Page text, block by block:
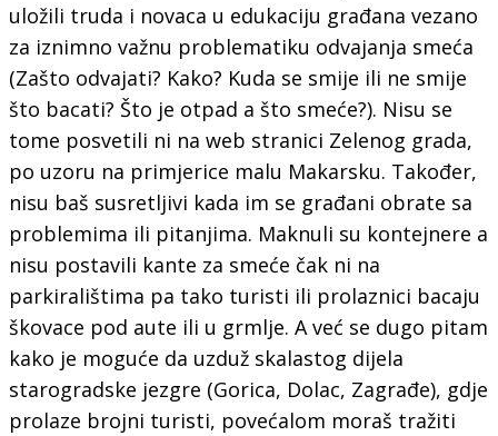
uložili truda i novaca u edukaciju građana vezano
za iznimno važnu problematiku odvajanja smeća
(Zašto odvajati? Kako? Kuda se smije ili ne smije
što bacati? Što je otpad a što smeće?). Nisu se
tome posvetili ni na web stranici Zelenog grada,
po uzoru na primjerice malu Makarsku. Također,
nisu baš susretljivi kada im se građani obrate sa
problemima ili pitanjima. Maknuli su kontejnere a
nisu postavili kante za smeće čak ni na
parkiralištima pa tako turisti ili prolaznici bacaju
škovace pod aute ili u grmlje. A već se dugo pitam
kako je moguće da uzduž skalastog dijela
starogradske jezgre (Gorica, Dolac, Zagrađe), gdje
prolaze brojni turisti, povećalom moraš tražiti